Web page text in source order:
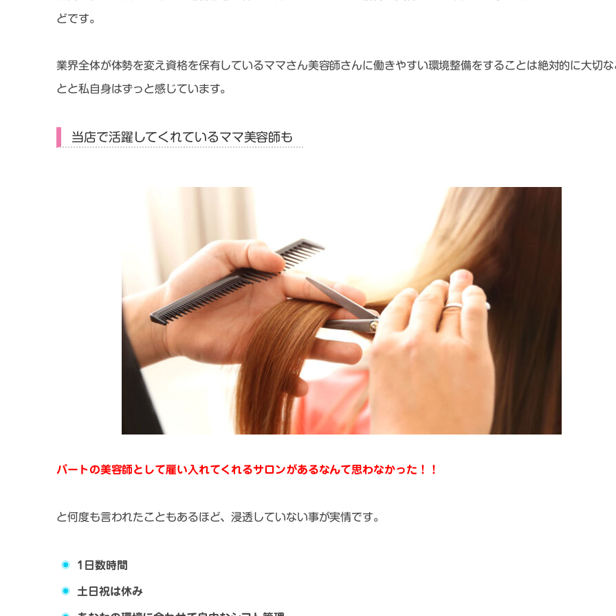
どです。
業界全体が体勢を変え資格を保有しているママさん美容師さんに働きやすい環境整備をすることは絶対的に大切な
とと私自身はずっと感じています。
当店で活躍してくれているママ美容師も
パートの美容師として雇い入れてくれるサロンがあるなんて思わなかった！！
と何度も言われたこともあるほど、浸透していない事が実情です。
1日数時間
土日祝は休み